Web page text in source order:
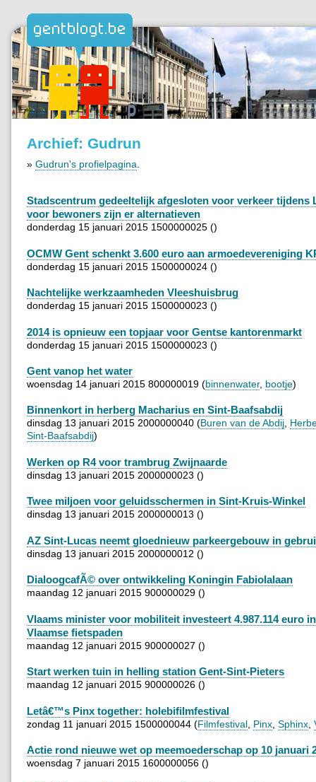
Archief: Gudrun
» Gudrun's profielpagina
Stadscentrum gedeeltelijk afgesloten voor verkeer tijdens
voor bewoners zijn er alternatieven
donderdag 15 januari 2015 1500000025 ()
OCMW Gent schenkt 3.600 euro aan armoedevereniging
donderdag 15 januari 2015 1500000024 ()
Nachtelijke werkzaamheden Vleeshuisbrug
donderdag 15 januari 2015 1500000023 ()
2014 is opnieuw een topjaar voor Gentse kantorenmarkt
donderdag 15 januari 2015 1500000023 ()
Gent vanop het water
woensdag 14 januari 2015 800000019 (binnenwater, bootje)
Binnenkort in herberg Macharius en Sint-Baafsabdij
dinsdag 13 januari 2015 2000000040 (Buren van de Abdij,
Sint-Baafsabdij)
Werken op R4 voor trambrug Zwijnaarde
dinsdag 13 januari 2015 2000000023 ()
Twee miljoen voor geluidsschermen in Sint-Kruis-Winkel
dinsdag 13 januari 2015 2000000013 ()
AZ Sint-Lucas neemt gloednieuw parkeergebouw in
dinsdag 13 januari 2015 2000000012 ()
DialoogcafÃ© over ontwikkeling Koningin Fabiolalaan
maandag 12 januari 2015 900000029 ()
Vlaams minister voor mobiliteit investeert 4.987.114 euro
Vlaamse fietspaden
maandag 12 januari 2015 900000027 ()
Start werken tuin in helling station Gent-Sint-Pieters
maandag 12 januari 2015 900000026 ()
Letâ€™s Pinx together: holebifilmfestival
zondag 11 januari 2015 1500000044 (Filmfestival Pinx Sphinx
Actie rond nieuwe wet op meemoederschap op 10 januari
woensdag 7 januari 2015 1600000056 ()